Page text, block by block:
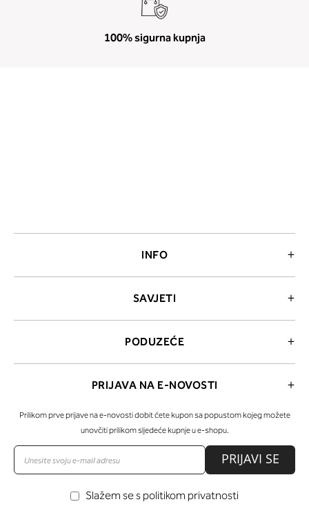
100% sigurna kupnja
INFO
SAVJETI
PODUZEĆE
PRIJAVA NA E-NOVOSTI
Prilikom prve prijave na e-novosti dobit ćete kupon sa popustom kojeg možete
unovčiti prilikom sljedeće kupnje u e-shopu.
PRIJAVI SE
Slažem se s politikom privatnosti